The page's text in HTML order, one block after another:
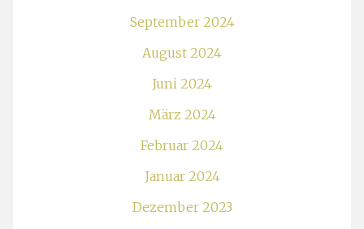
September 2024
August 2024
Juni 2024
März 2024
Februar 2024
Januar 2024
Dezember 2023